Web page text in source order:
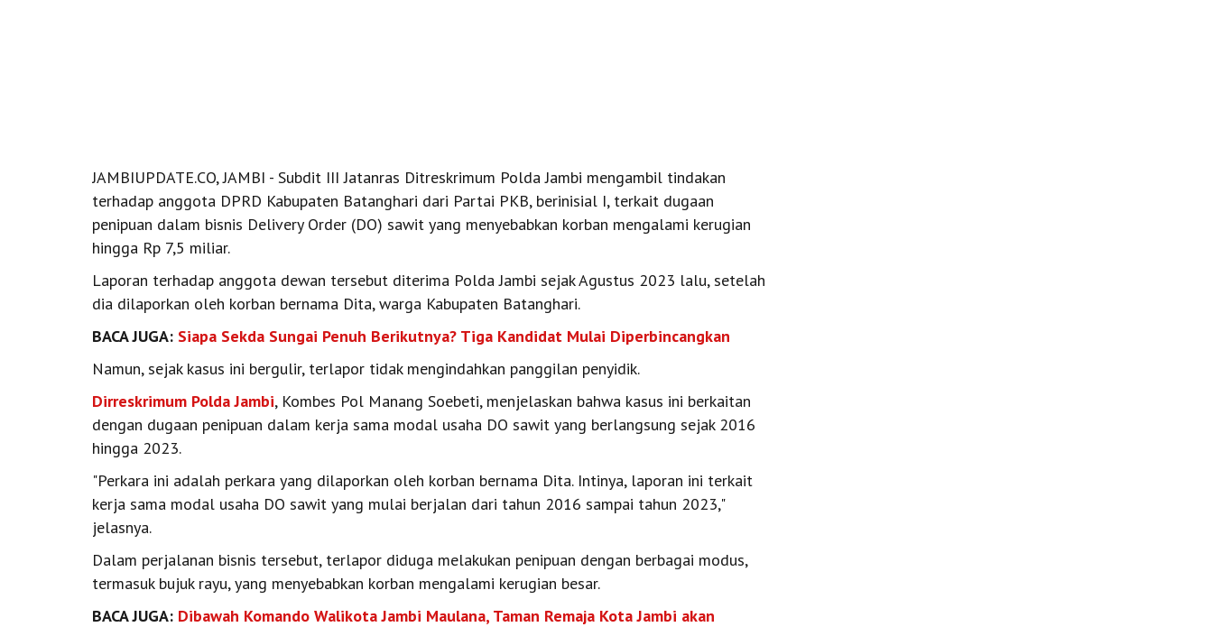
JAMBIUPDATE.CO, JAMBI - Subdit III Jatanras Ditreskrimum Polda Jambi mengambil tindakan
terhadap anggota DPRD Kabupaten Batanghari dari Partai PKB, berinisial I, terkait dugaan
penipuan dalam bisnis Delivery Order (DO) sawit yang menyebabkan korban mengalami kerugian
hingga Rp 7,5 miliar.
Laporan terhadap anggota dewan tersebut diterima Polda Jambi sejak Agustus 2023 lalu, setelah
dia dilaporkan oleh korban bernama Dita, warga Kabupaten Batanghari.
BACA JUGA: Siapa Sekda Sungai Penuh Berikutnya? Tiga Kandidat Mulai Diperbincangkan
Namun, sejak kasus ini bergulir, terlapor tidak mengindahkan panggilan penyidik.
Dirreskrimum Polda Jambi, Kombes Pol Manang Soebeti, menjelaskan bahwa kasus ini berkaitan
dengan dugaan penipuan dalam kerja sama modal usaha DO sawit yang berlangsung sejak 2016
hingga 2023.
"Perkara ini adalah perkara yang dilaporkan oleh korban bernama Dita. Intinya, laporan ini terkait
kerja sama modal usaha DO sawit yang mulai berjalan dari tahun 2016 sampai tahun 2023,"
jelasnya.
Dalam perjalanan bisnis tersebut, terlapor diduga melakukan penipuan dengan berbagai modus,
termasuk bujuk rayu, yang menyebabkan korban mengalami kerugian besar.
BACA JUGA: Dibawah Komando Walikota Jambi Maulana, Taman Remaja Kota Jambi akan